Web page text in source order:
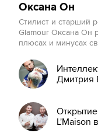
Оксана Он
Cтилист и старший
Glamour Оксана Он
плюсах и минусах
Дмитрия
L'Maison